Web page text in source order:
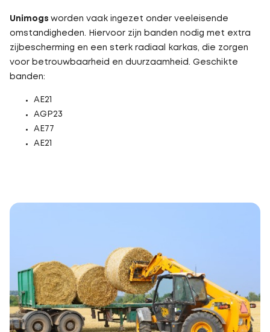
Unimogs worden vaak ingezet onder veeleisende
omstandigheden. Hiervoor zijn banden nodig met extra
zijbescherming en een sterk radiaal karkas, die zorgen
voor betrouwbaarheid en duurzaamheid. Geschikte
banden:
AE21
AGP23
AE77
AE21